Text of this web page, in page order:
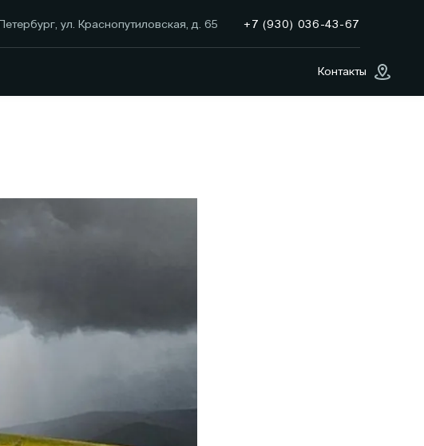
ул. Краснопутиловская, д. 65 +7 (930) 036-43-67
Контакты